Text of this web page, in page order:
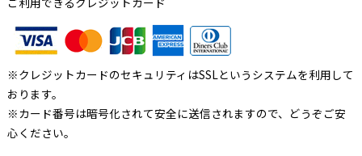
※クレジットカードのセキュリティはSSLというシステムを利用して
おります。
※カード番号は暗号化されて安全に送信されますので、どうぞご安
心ください。